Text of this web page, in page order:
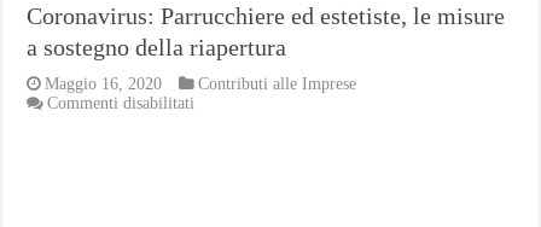
Coronavirus: Parrucchiere ed estetiste, le misure
a sostegno della riapertura
Maggio 16, 2020
Contributi alle Imprese
Commenti disabilitati